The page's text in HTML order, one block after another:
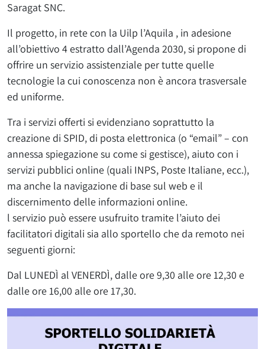
Saragat SNC.
Il progetto, in rete con la Uilp l’Aquila , in adesione
all’obiettivo 4 estratto dall’Agenda 2030, si propone di
offrire un servizio assistenziale per tutte quelle
tecnologie la cui conoscenza non è ancora trasversale
ed uniforme.
Tra i servizi offerti si evidenziano soprattutto la
creazione di SPID, di posta elettronica (o “email” – con
annessa spiegazione su come si gestisce), aiuto con i
servizi pubblici online (quali INPS, Poste Italiane, ecc.),
ma anche la navigazione di base sul web e il
discernimento delle informazioni online.
l servizio può essere usufruito tramite l’aiuto dei
facilitatori digitali sia allo sportello che da remoto nei
seguenti giorni:
Dal LUNEDÌ al VENERDÌ, dalle ore 9,30 alle ore 12,30 e
dalle ore 16,00 alle ore 17,30.